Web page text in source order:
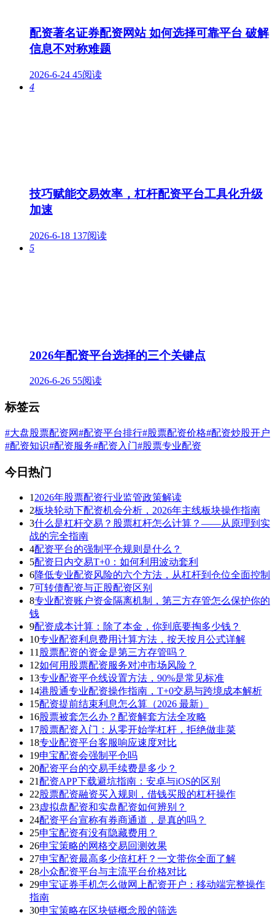
配资著名证券配资网站 如何选择可靠平台 破解
信息不对称难题
2026-6-24 45阅读
4
技巧赋能交易效率，杠杆配资平台工具化升级
加速
2026-6-18 137阅读
5
2026年配资平台选择的三个关键点
2026-6-26 55阅读
标签云
#大盘股票配资网#配资平台排行#股票配资价格#配资炒股开户
#配资知识#配资服务#配资入门#股票专业配资
今日热门
1 2026年股票配资行业监管政策解读
2板块轮动下配资机会分析，2026年主线板块操作指南
3什么是杠杆交易？股票杠杆怎么计算？——从原理到实
战的完全指南
4配资平台的强制平仓规则是什么？
5配资日内交易T+0：如何利用波动套利
6降低专业配资风险的六个方法，从杠杆到仓位全面控制
7可转债配资与正股配资区别
8专业配资账户资金隔离机制，第三方存管怎么保护你的
钱
9配资成本计算：除了本金，你到底要掏多少钱？
10专业配资利息费用计算方法，按天按月公式详解
11 股票配资的资金是第三方存管吗？
12如何用股票配资服务对冲市场风险？
13专业配资平仓线设置方法，90%是常见标准
14港股通专业配资操作指南，T+0交易与跨境成本解析
15配资提前结束利息怎么算（2026 最新）
16股票被套怎么办？配资解套方法全攻略
17股票配资入门：从零开始学杠杆，拒绝做韭菜
18专业配资平台客服响应速度对比
19申宝配资会强制平仓吗
20配资平台的交易手续费是多少？
21配资APP下载避坑指南：安卓与iOS的区别
22股票配资融资买入规则，借钱买股的杠杆操作
23虚拟盘配资和实盘配资如何辨别？
24配资平台宣称有券商通道，是真的吗？
25申宝配资有没有隐藏费用？
26申宝策略的网格交易回测效果
27申宝配资最高多少倍杠杆？一文带你全面了解
28小众配资平台与主流平台价格对比
29申宝证券手机怎么做网上配资开户：移动端完整操作
指南
30申宝策略在区块链概念股的筛选